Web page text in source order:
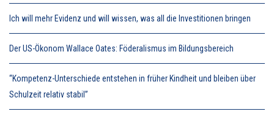
Ich will mehr Evidenz und will wissen, was all die Investitionen bringen
Der US-Ökonom Wallace Oates: Föderalismus im Bildungsbereich
“Kompetenz-Unterschiede entstehen in früher Kindheit und bleiben über
Schulzeit relativ stabil”